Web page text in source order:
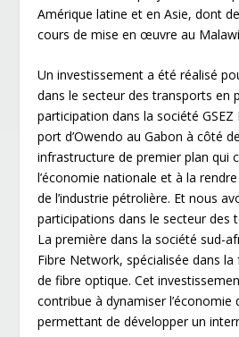
Amérique latine et en Asie, dont
cours de mise en œuvre au
Un investissement a été réalisé
dans le secteur des transports en
participation dans la société
port d’Owendo au Gabon à côté
infrastructure de premier plan qui
l’économie nationale et à la
de l’industrie pétrolière. Et nous
participations dans le secteur des
La première dans la société sud-
Fibre Network, spécialisée dans
de fibre optique. Cet
contribue à dynamiser l’économie
permettant de développer un